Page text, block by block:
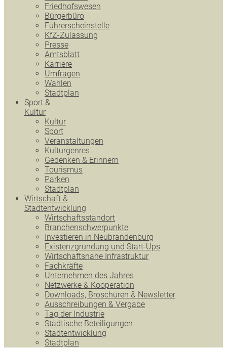
Friedhofswesen
Bürgerbüro
Führerscheinstelle
KfZ-Zulassung
Presse
Amtsblatt
Karriere
Umfragen
Wahlen
Stadtplan
Sport &
Kultur
Kultur
Sport
Veranstaltungen
Kulturgenres
Gedenken & Erinnern
Tourismus
Parken
Stadtplan
Wirtschaft &
Stadtentwicklung
Wirtschaftsstandort
Branchenschwerpunkte
Investieren in Neubrandenburg
Existenzgründung und Start-Ups
Wirtschaftsnahe Infrastruktur
Fachkräfte
Unternehmen des Jahres
Netzwerke & Kooperation
Downloads, Broschüren & Newsletter
Ausschreibungen & Vergabe
Tag der Industrie
Städtische Beteiligungen
Stadtentwicklung
Stadtplan